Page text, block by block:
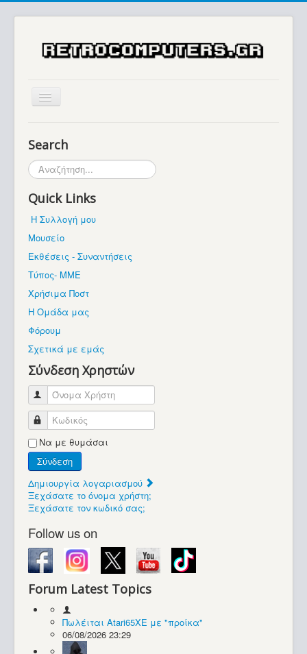
Μουσείο
Βρίσκεστε εδώ:
Συλλογές / Projects
Search
Αναζήτηση...
Quick Links
Η Συλλογή μου
Μουσείο
Εκθέσεις - Συναντήσεις
Τύπος- ΜΜΕ
Χρήσιμα Ποστ
Η Ομάδα μας
Φόρουμ
Σχετικά με εμάς
Σύνδεση Χρηστών
Όνομα Χρήστη
Κωδικός
Να με θυμάσαι
Σύνδεση
Δημιουργία λογαριασμού
Ξεχάσατε το όνομα χρήστη;
Ξεχάσατε τον κωδικό σας;
Follow us on
Forum Latest Topics
Πωλέιται Atari65XE με "προίκα"
06/08/2026 23:29